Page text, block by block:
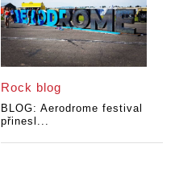
Rock blog
BLOG: Aerodrome festival
přinesl...